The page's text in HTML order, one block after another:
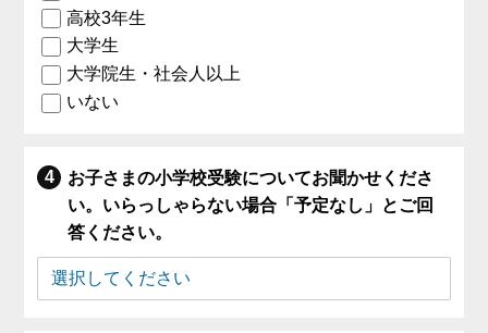
高校3年生
大学生
大学院生・社会人以上
いない
お子さまの小学校受験についてお聞かせくださ
い。いらっしゃらない場合「予定なし」とご回
答ください。